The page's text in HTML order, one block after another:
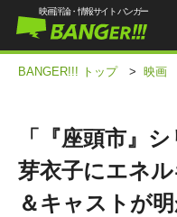
映画評論・情報サイト バンガー
BANGER!!! トップ > 映画
「『座頭市』
芽衣子にエネ
＆キャストが